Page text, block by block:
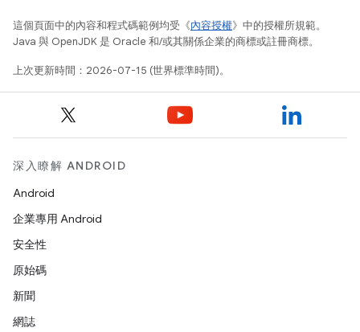
這個頁面中的內容和程式碼範例均受《內容授權》中的授權所規範。
Java 與 OpenJDK 是 Oracle 和/或其關係企業的商標或註冊商標。
上次更新時間：2026-07-15 (世界標準時間)。
深入瞭解 ANDROID
Android
企業專用 Android
安全性
原始碼
新聞
網誌